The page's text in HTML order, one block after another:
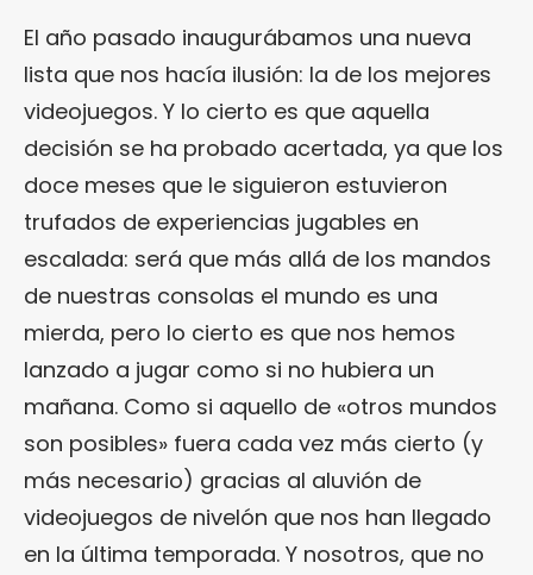
El año pasado inaugurábamos una nueva
lista que nos hacía ilusión: la de los mejores
videojuegos. Y lo cierto es que aquella
decisión se ha probado acertada, ya que los
doce meses que le siguieron estuvieron
trufados de experiencias jugables en
escalada: será que más allá de los mandos
de nuestras consolas el mundo es una
mierda, pero lo cierto es que nos hemos
lanzado a jugar como si no hubiera un
mañana. Como si aquello de «otros mundos
son posibles» fuera cada vez más cierto (y
más necesario) gracias al aluvión de
videojuegos de nivelón que nos han llegado
en la última temporada. Y nosotros, que no